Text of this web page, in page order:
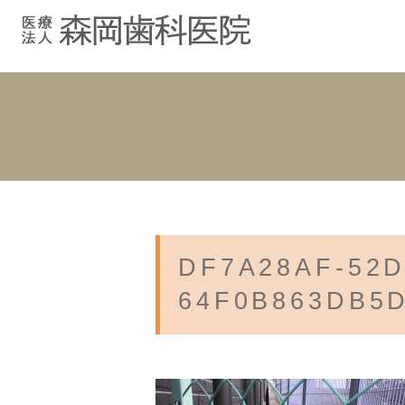
むし歯治療
小児歯科
院長紹介 院内紹介
院長ブログ スタッフブ
DF7A28AF-